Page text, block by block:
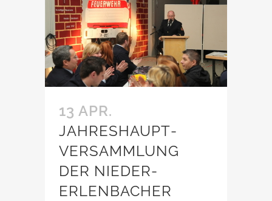
13 APR.
JAHRESHAUPT­
VERSAMMLUNG
DER NIEDER-
ERLENBACHER